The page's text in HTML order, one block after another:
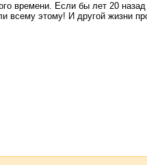
времени. Если бы лет 20
всему этому! И другой жизни